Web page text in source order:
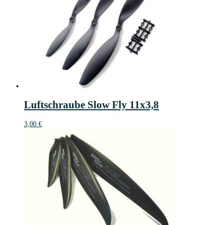
Luftschraube Slow Fly 11x3,8
3,00 €